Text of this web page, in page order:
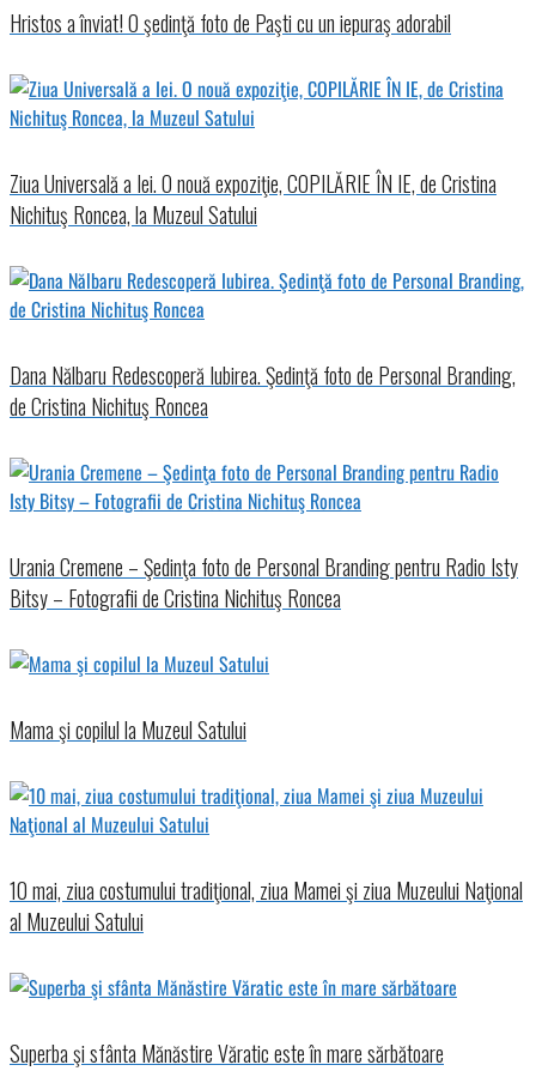
Hristos a înviat! O şedinţă foto de Paşti cu un iepuraş adorabil
Ziua Universală a Iei. O nouă expoziţie, COPILĂRIE ÎN IE, de Cristina
Nichituş Roncea, la Muzeul Satului
Dana Nălbaru Redescoperă Iubirea. Şedinţă foto de Personal Branding,
de Cristina Nichituş Roncea
Urania Cremene – Şedinţa foto de Personal Branding pentru Radio Isty
Bitsy – Fotografii de Cristina Nichituş Roncea
Mama şi copilul la Muzeul Satului
10 mai, ziua costumului tradiţional, ziua Mamei şi ziua Muzeului Naţional
al Muzeului Satului
Superba şi sfânta Mănăstire Văratic este în mare sărbătoare